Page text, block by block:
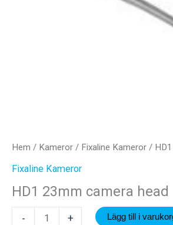
Hem / Kameror / Fixaline Kameror /
Fixaline Kameror
HD1 23mm camera head
- + Lägg till i